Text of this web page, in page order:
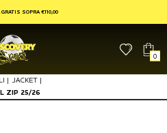
SOPRA €110,00
0
| JACKET |
ZIP 25/26